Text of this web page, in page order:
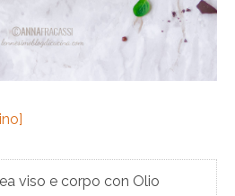
viso e corpo con Olio